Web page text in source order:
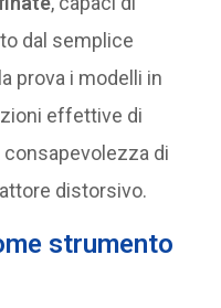
dal semplice
prova i modelli in
effettive di
di
distorsivo.
strumento